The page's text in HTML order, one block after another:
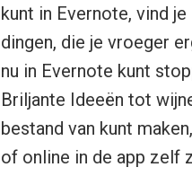
kunt in Evernote, vind
dingen, die je vroeger
nu in Evernote kunt
Briljante Ideeën tot
bestand van kunt
of online in de app zelf